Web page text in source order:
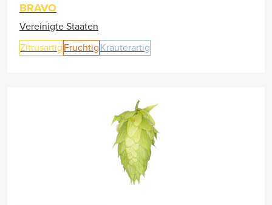
BRAVO
Vereinigte Staaten
Zitrusartig Fruchtig Kräuterartig